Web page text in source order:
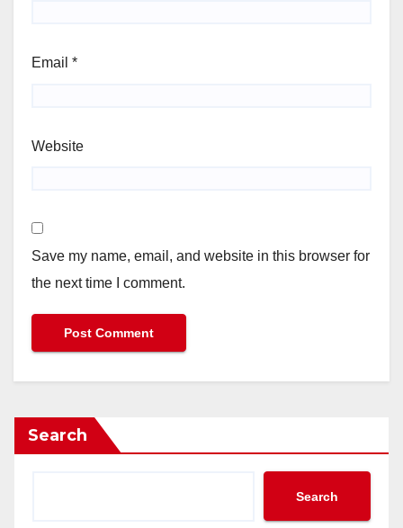
Email *
Website
Save my name, email, and website in this browser for
the next time I comment.
Search
Search